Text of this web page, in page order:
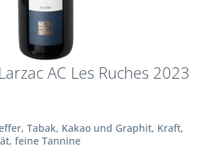
AC Les Ruches 2023
Tabak, Kakao und Graphit, Kraft,
feine Tannine